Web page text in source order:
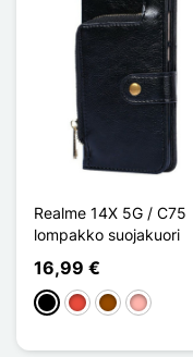
Realme 14X 5G / C75
lompakko suojakuori
16,99 €
MustaPunainen
RuskeaOr Rose